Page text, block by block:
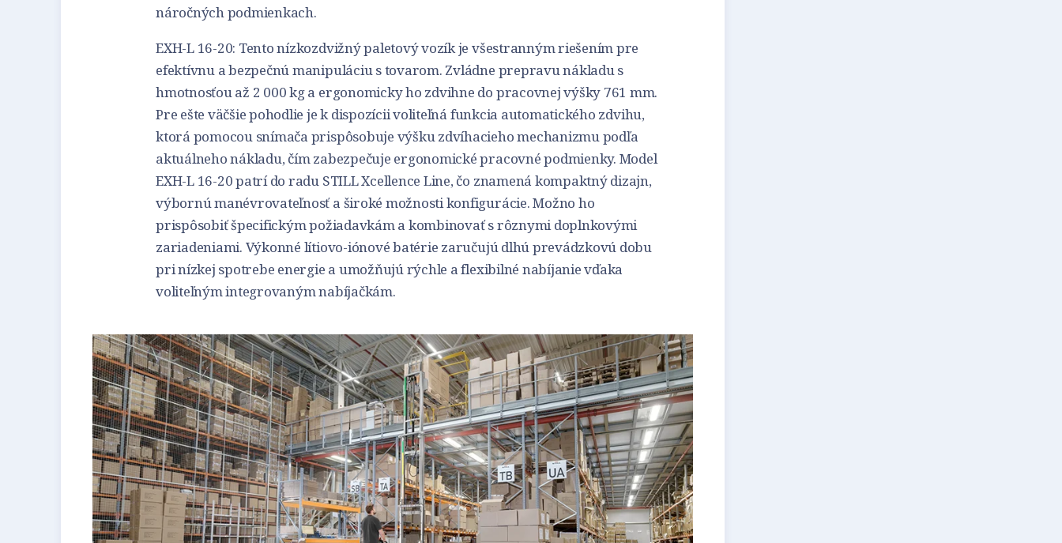
náročných podmienkach.
EXH-L 16-20: Tento nízkozdvižný paletový vozík je všestranným riešením pre
efektívnu a bezpečnú manipuláciu s tovarom. Zvládne prepravu nákladu s
hmotnosťou až 2 000 kg a ergonomicky ho zdvihne do pracovnej výšky 761 mm.
Pre ešte väčšie pohodlie je k dispozícii voliteľná funkcia automatického zdvihu,
ktorá pomocou snímača prispôsobuje výšku zdvíhacieho mechanizmu podľa
aktuálneho nákladu, čím zabezpečuje ergonomické pracovné podmienky. Model
EXH-L 16-20 patrí do radu STILL Xcellence Line, čo znamená kompaktný dizajn,
výbornú manévrovateľnosť a široké možnosti konfigurácie. Možno ho
prispôsobiť špecifickým požiadavkám a kombinovať s rôznymi doplnkovými
zariadeniami. Výkonné lítiovo-iónové batérie zaručujú dlhú prevádzkovú dobu
pri nízkej spotrebe energie a umožňujú rýchle a flexibilné nabíjanie vďaka
voliteľným integrovaným nabíjačkám.